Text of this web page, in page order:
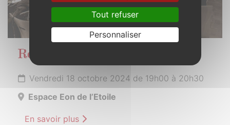
Réunion publique
Vendredi 18 octobre 2024 de 19h00 à 20h30
Espace Eon de l’Etoile
En savoir plus
Tout refuser
Personnaliser